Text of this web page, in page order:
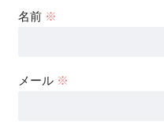
名前 ※
メール ※